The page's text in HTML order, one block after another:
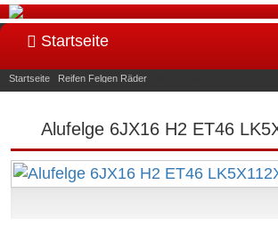
Startseite
Startseite Reifen Felgen Räder
Alufelge 6JX16 H2 ET46